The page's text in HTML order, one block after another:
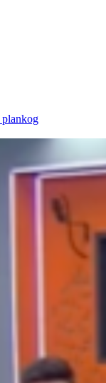
plankog